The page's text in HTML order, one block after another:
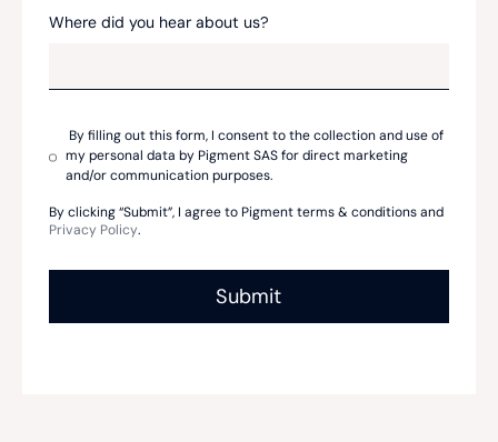
Where did you hear about us?
By filling out this form, I consent to the collection and use of
my personal data by Pigment SAS for direct marketing
and/or communication purposes.
By clicking “Submit”, I agree to Pigment terms & conditions and
Privacy Policy.